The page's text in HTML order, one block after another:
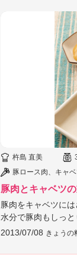
杵島 直美
豚ロース肉、キャ
豚肉とキャベツ
豚肉をキャベツに
水分で豚肉もしっと
2013/07/08 きょうの